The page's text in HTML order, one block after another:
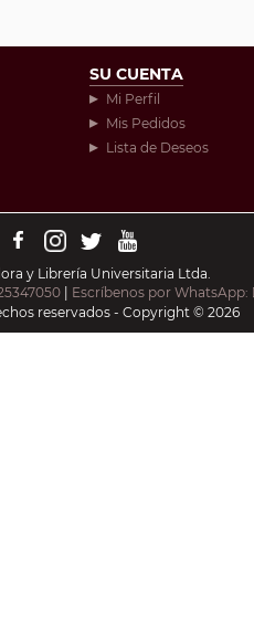
SU CUENTA
Mi Perfil
Mis Pedidos
Lista de Deseos
y Librería Universitaria Ltda.
Escríbenos por WhatsApp:
reservados - Copyright © 2026